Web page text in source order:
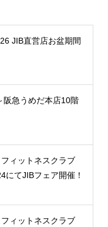
JIB直営店お盆期間
急うめだ本店10階
ィットネスクラブ
にてJIBフェア開催！
ィットネスクラブ